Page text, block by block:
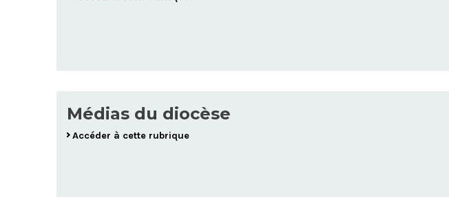
Médias du diocèse
Accéder à cette rubrique